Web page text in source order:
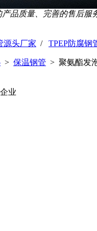
品质量、完善的售后服
源头厂家 / TPEP防腐钢
> 保温钢管 > 聚氨酯发
业